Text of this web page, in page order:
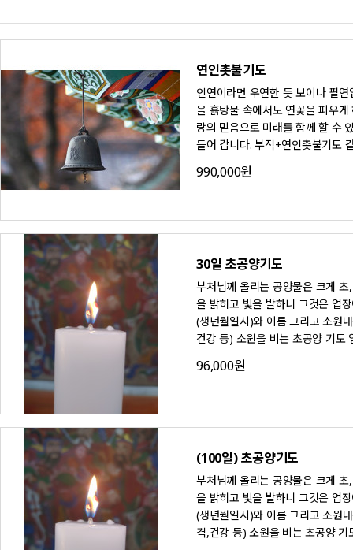
연인촛불기도
인연이라면 우연한 듯 보이나 필
을 흙탕물 속에서도 연꽃을 피우
랑의 믿음으로 미래를 함께 할 수
들어 갑니다. 부적+연인촛불기도
990,000원
30일 초공양기도
부처님께 올리는 공양물은 크게
을 밝히고 빛을 발하니 그것은 업
(생년월일시)와 이름 그리고 소원
건강 등) 소원을 비는 초공양 기도
96,000원
(100일) 초공양기도
부처님께 올리는 공양물은 크게
을 밝히고 빛을 발하니 그것은 업
(생년월일시)와 이름 그리고 소원
격,건강 등) 소원을 비는 초공양 기